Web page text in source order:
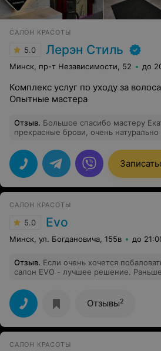
САЛОН КРАСОТЫ
5.0 Лерэн Стиль
Минск, пр-т Независимости, 52 до
Комплекс услуг по уходу за
Опытные мастера
Отзыв. Большое спасибо мастеру
прекрасные брови, очень натурально
САЛОН КРАСОТЫ
5.0 Evo
Минск, ул. Богдановича, 155в до
Отзыв. Если очень хочется
салон EVO - лучшее решение.
ли они меня, не будут ли сожжены
Но после посещения EVO волосы не
ухудшились - такими шикарными я
Сервис тоже был на высоте:
кофе с печеньками - одним словом,
Отзывы2
САЛОН КРАСОТЫ